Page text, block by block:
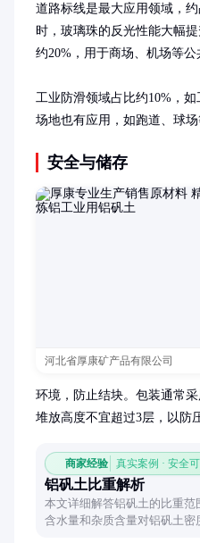
道路标线是最大应用领域，
时，玻璃珠的反光性能大幅
约20%，用于商场、机场等公
工业防滑领域占比约10%，
场地也有应用，如跑道、球场
安全与储存
河北省厚康矿产品有限公司
环境，防止结块。包装通常采
堆放高度不宜超过3层，以防
商家经验 真实案例 · 安全
铝矾土比重解析
本文详细解答铝矾土的比重范
含水量和杂质含量对铝矾土密